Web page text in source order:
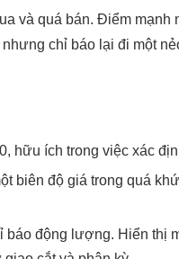
và quá bán. Điểm mạnh
chỉ báo lại đi một
hữu ích trong việc xác
biên độ giá trong quá
động lượng. Hiển thị